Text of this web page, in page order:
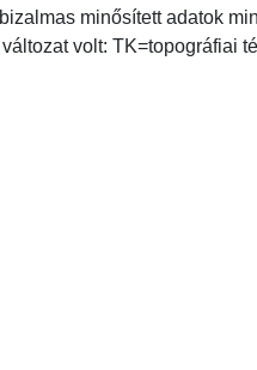
minősített adatok
volt: TK=topográfiai